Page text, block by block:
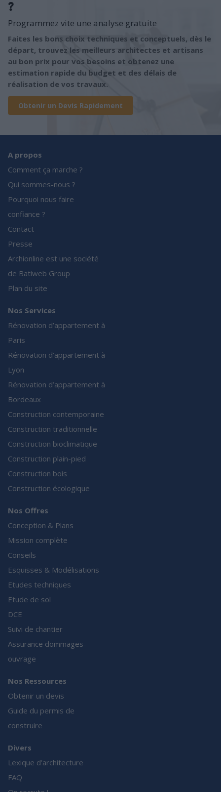
?
Programmez vite une analyse gratuite
Faites les bons choix techniques et conceptuels, dès le
départ, trouvez les meilleurs architectes et artisans
au bon prix pour vos besoins et obtenez une
estimation rapide du budget et des délais de
réalisation de vos travaux.
Obtenir un Devis Rapidement
A propos
Comment ça marche ?
Qui sommes-nous ?
Pourquoi nous faire
confiance ?
Contact
Presse
Archionline est une société
de Batiweb Group
Plan du site
Nos Services
Rénovation d’appartement à
Paris
Rénovation d’appartement à
Lyon
Rénovation d’appartement à
Bordeaux
Construction contemporaine
Construction traditionnelle
Construction bioclimatique
Construction plain-pied
Construction bois
Construction écologique
Nos Offres
Conception & Plans
Mission complète
Conseils
Esquisses & Modélisations
Etudes techniques
Etude de sol
DCE
Suivi de chantier
Assurance dommages-
ouvrage
Nos Ressources
Obtenir un devis
Guide du permis de
construire
Divers
Lexique d’architecture
FAQ